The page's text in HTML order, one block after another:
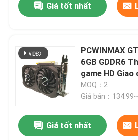
Giá tốt nhất
PCWINMAX
6GB GDDR6
game HD Giao
MOQ：2
Giá bán：
Giá tốt nhất